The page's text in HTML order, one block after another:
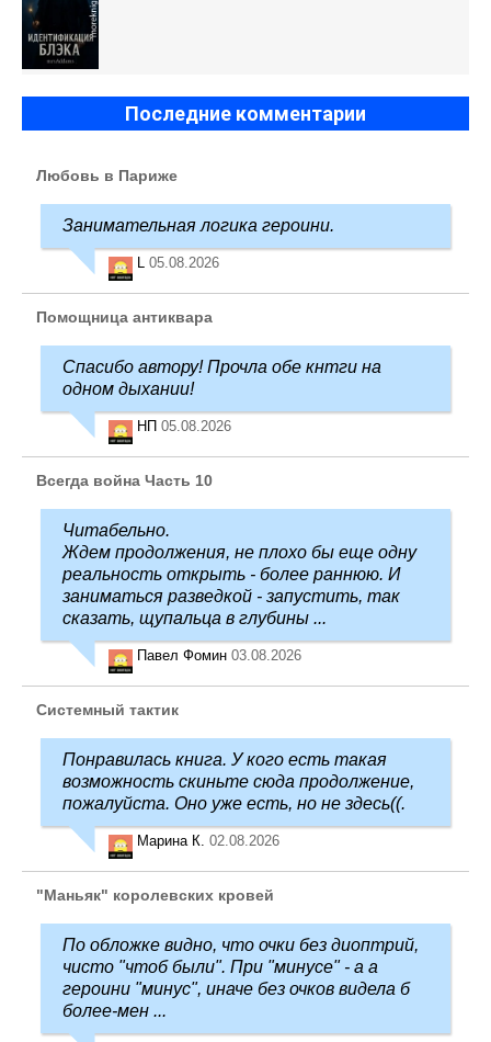
Последние комментарии
Любовь в Париже
Занимательная логика героини.
05.08.2026
Помощница антиквара
Спасибо автору! Прочла обе кнтги на
одном дыхании!
НП 05.08.2026
Всегда война Часть 10
Читабельно.
Ждем продолжения, не плохо бы еще одну
реальность открыть - более раннюю. И
заниматься разведкой - запустить, так
сказать, щупальца в глубины ...
Павел Фомин 03.08.2026
Системный тактик
Понравилась книга. У кого есть такая
возможность скиньте сюда продолжение,
пожалуйста. Оно уже есть, но не здесь((.
Марина К. 02.08.2026
"Маньяк" королевских кровей
По обложке видно, что очки без диоптрий,
чисто "чтоб были". При "минусе" - а а
героини "минус", иначе без очков видела б
более-мен ...